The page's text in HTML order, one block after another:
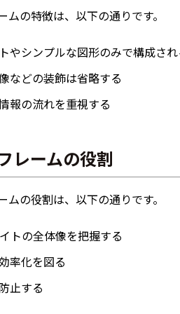
ムの特徴は、以下の通りです。
やシンプルな図形のみで構成さ
などの装飾は省略する
報の流れを重視する
レームの役割
ムの役割は、以下の通りです。
トの全体像を把握する
率化を図る
止する